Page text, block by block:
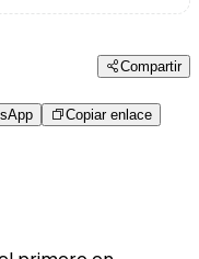
Compartir
Copiar enlace